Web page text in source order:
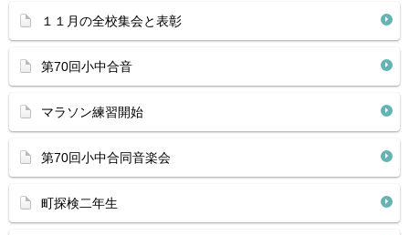
１１月の全校集会と表彰
第70回小中合音
マラソン練習開始
第70回小中合同音楽会
町探検二年生